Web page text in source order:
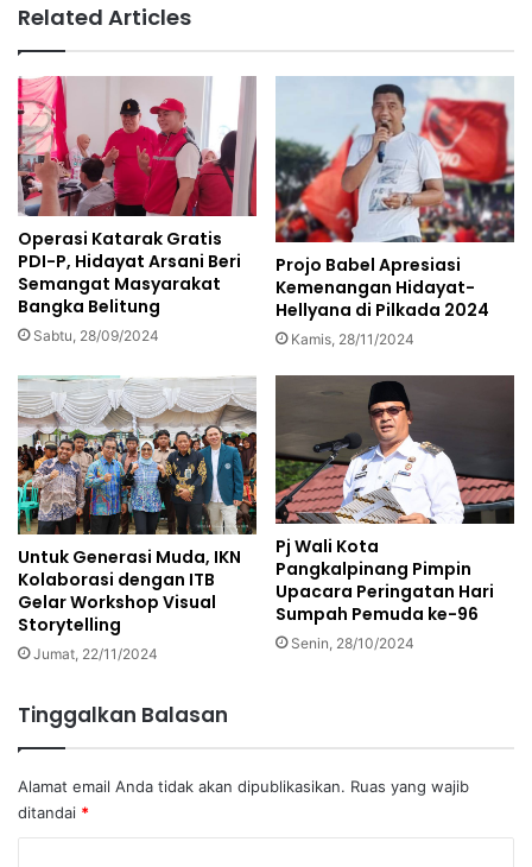
Related Articles
Operasi Katarak Gratis
PDI-P, Hidayat Arsani Beri
Semangat Masyarakat
Bangka Belitung
Sabtu, 28/09/2024
Projo Babel Apresiasi
Kemenangan Hidayat-
Hellyana di Pilkada 2024
Kamis, 28/11/2024
Untuk Generasi Muda, IKN
Kolaborasi dengan ITB
Gelar Workshop Visual
Storytelling
Jumat, 22/11/2024
Pj Wali Kota
Pangkalpinang Pimpin
Upacara Peringatan Hari
Sumpah Pemuda ke-96
Senin, 28/10/2024
Tinggalkan Balasan
Alamat email Anda tidak akan dipublikasikan. Ruas yang wajib
ditandai *